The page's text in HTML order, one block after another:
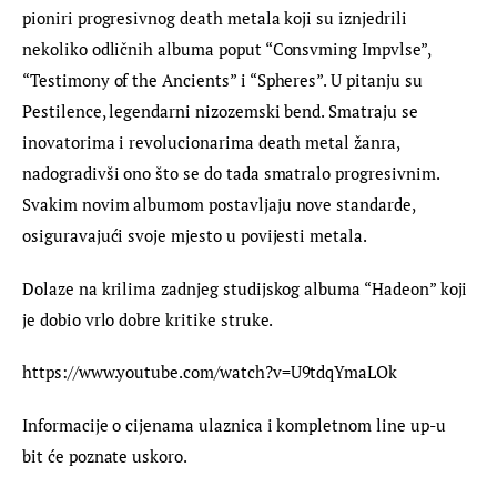
pioniri progresivnog death metala koji su iznjedrili
nekoliko odličnih albuma poput “Consvming Impvlse”,
“Testimony of the Ancients” i “Spheres”. U pitanju su
Pestilence, legendarni nizozemski bend. Smatraju se
inovatorima i revolucionarima death metal žanra,
nadogradivši ono što se do tada smatralo progresivnim.
Svakim novim albumom postavljaju nove standarde,
osiguravajući svoje mjesto u povijesti metala.
Dolaze na krilima zadnjeg studijskog albuma “Hadeon” koji
je dobio vrlo dobre kritike struke.
https://www.youtube.com/watch?v=U9tdqYmaLOk
Informacije o cijenama ulaznica i kompletnom line up-u
bit će poznate uskoro.